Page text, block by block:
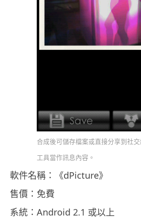
合成後可儲存檔案或直接分享到社
工具當作訊息內容。
軟件名稱：《dPicture》
售價：免費
系統：Android 2.1 或以上